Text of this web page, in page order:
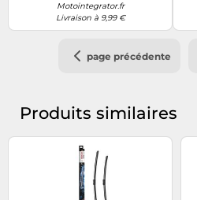
Motointegrator.fr
Livraison à 9,99 €
page précédente
Produits similaires